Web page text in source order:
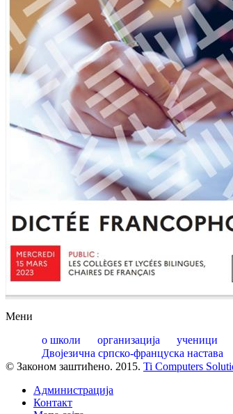
Мени
о школи
организација ученици
Двојезична српско-француска настава
© Законом заштићено. 2015. Ti Computers
Администрација
Контакт